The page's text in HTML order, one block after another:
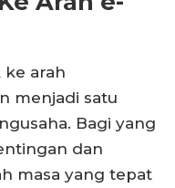
ke arah
menjadi satu
Bagi yang
dan
masa yang tepat